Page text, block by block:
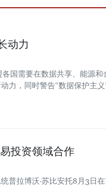
动力
国需要在数据共享、能源和
力，同时警告“数据保护主
投资领域合作
普拉博沃·苏比安托8月3日